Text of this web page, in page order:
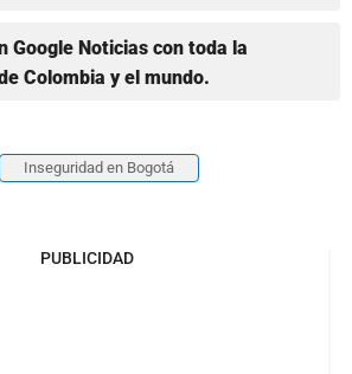
Google Noticias con toda la
Colombia y el mundo.
Inseguridad en Bogotá
PUBLICIDAD